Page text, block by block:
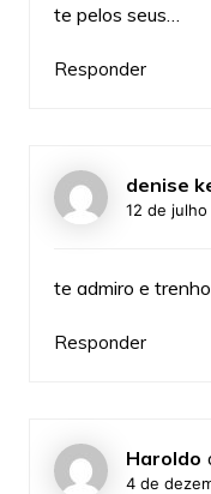
te pelos seus…
Responder
denise
12 de
te admiro e
Responder
Haroldo
4 de